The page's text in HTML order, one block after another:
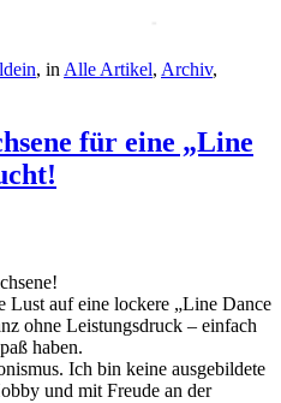
, in Alle Artikel, Archiv,
für eine „Line
Lust auf eine lockere „Line Dance
ohne Leistungsdruck – einfach
haben.
Ich bin keine ausgebildete
und mit Freude an der